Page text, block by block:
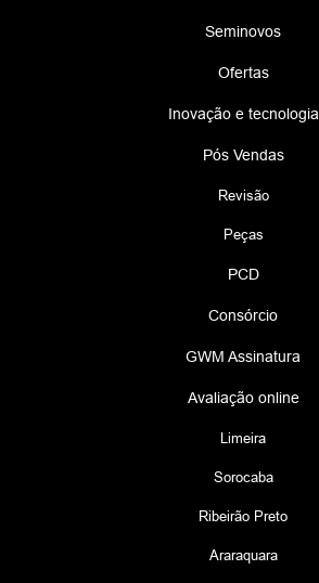
Seminovos
Ofertas
Inovação e tecnologia
Pós Vendas
Revisão
Peças
PCD
Consórcio
GWM Assinatura
Avaliação online
Limeira
Sorocaba
Ribeirão Preto
Araraquara